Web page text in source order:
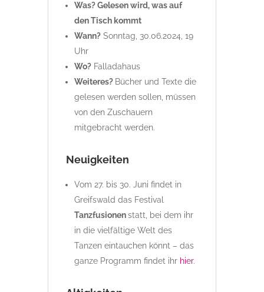
Was? Gelesen wird, was auf
den Tisch kommt
Wann?Sonntag, 30.06.2024, 19
Uhr
Wo?Falladahaus
Weiteres? Bücher und Texte die
gelesen werden sollen, müssen
von den Zuschauern
mitgebracht werden.
Neuigkeiten
Vom 27. bis 30. Juni findet in
Greifswald das Festival
Tanzfusionenstatt, bei dem ihr
in die vielfältige Welt des
Tanzen eintauchen könnt – das
ganze Programm findet ihr hier.